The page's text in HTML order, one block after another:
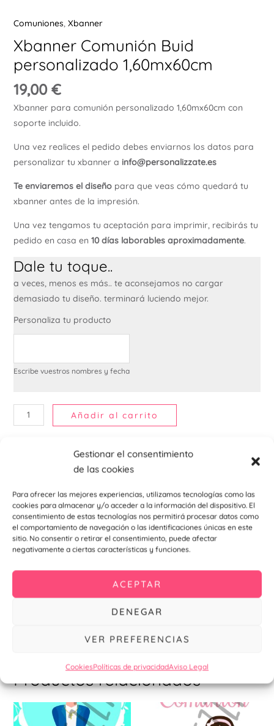
Gestionar el consentimiento
de las cookies
Para ofrecer las mejores experiencias, utilizamos tecnologías como las
cookies para almacenar y/o acceder a la información del dispositivo. El
consentimiento de estas tecnologías nos permitirá procesar datos como
el comportamiento de navegación o las identificaciones únicas en este
sitio. No consentir o retirar el consentimiento, puede afectar
negativamente a ciertas características y funciones.
ACEPTAR
DENEGAR
VER PREFERENCIAS
CookiesPolíticas de privacidadAviso Legal
Comuniones, Xbanner
Xbanner Comunión Buid
personalizado 1,60mx60cm
19,00 €
Xbanner para comunión personalizado 1,60mx60cm con
soporte incluido.
Una vez realices el pedido debes enviarnos los datos para
personalizar tu xbanner a info@personalizzate.es
Te enviaremos el diseñopara que veas cómo quedará tu
xbanner antes de la impresión.
Una vez tengamos tu aceptación para imprimir, recibirás tu
pedido en casa en 10 días laborables aproximadamente.
Dale tu toque..
a veces, menos es más.. te aconsejamos no cargar
demasiado tu diseño. terminará luciendo mejor.
Personaliza tu producto
Escribe vuestros nombres y fecha
Añadir al carrito
Xbanner personalizado 1,60mx60cm con soporte incluido.
Sorprende a todos con este Xbanner.
Este diseño es ideal para que vuestros invitados guarden
un bonito recuerdo de vuestro día especial.
Fabricado en lona fundida de 500g con impresión de alta
Productos relacionados